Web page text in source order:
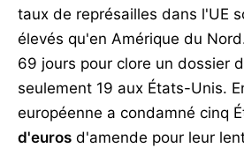
taux de représailles dans l'UE
élevés qu'en Amérique du
69 jours pour clore un dossier
seulement 19 aux États-Unis.
européenne a condamné cinq
d'euros d'amende pour leur